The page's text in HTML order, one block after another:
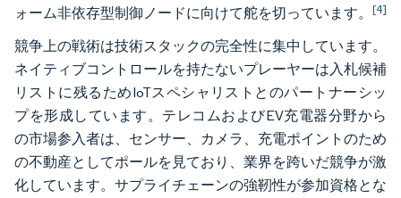
ォーム非依存型制御ノードに向けて舵を切っています。 [4]
競争上の戦術は技術スタックの完全性に集中しています。
ネイティブコントロールを持たないプレーヤーは入札候補
リストに残るためIoTスペシャリストとのパートナーシッ
プを形成しています。テレコムおよびEV充電器分野から
の市場参入者は、センサー、カメラ、充電ポイントのため
の不動産としてポールを見ており、業界を跨いだ競争が激
化しています。サプライチェーンの強靭性が参加資格とな